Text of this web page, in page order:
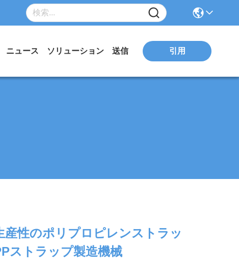
ニュース ソリューション 送信 引用
産性のポリプロピレンストラッ
ストラップ製造機械